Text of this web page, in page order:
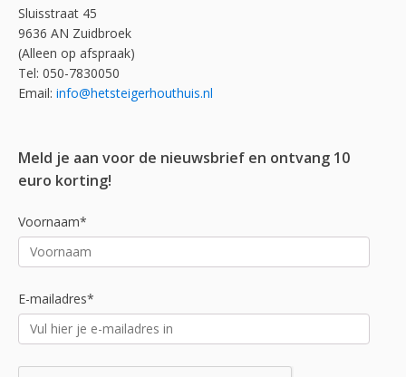
Sluisstraat 45
9636 AN Zuidbroek
(Alleen op afspraak)
Tel: 050-7830050
Email: info@hetsteigerhouthuis.nl
Meld je aan voor de nieuwsbrief en ontvang 10
euro korting!
Voornaam*
E-mailadres*